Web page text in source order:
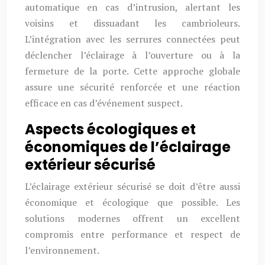
automatique en cas d’intrusion, alertant les
voisins et dissuadant les cambrioleurs.
L’intégration avec les serrures connectées peut
déclencher l’éclairage à l’ouverture ou à la
fermeture de la porte. Cette approche globale
assure une sécurité renforcée et une réaction
efficace en cas d’événement suspect.
Aspects écologiques et
économiques de l’éclairage
extérieur sécurisé
L’éclairage extérieur sécurisé se doit d’être aussi
économique et écologique que possible. Les
solutions modernes offrent un excellent
compromis entre performance et respect de
l’environnement.